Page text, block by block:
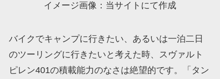
イメージ画像：当サイトにて作成
バイクでキャンプに行きたい、あるいは一泊二日
のツーリングに行きたいと考えた時、スヴァルト
ピレン401の積載能力のなさは絶望的です。「タン